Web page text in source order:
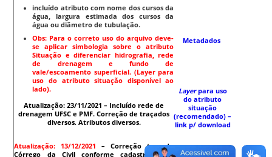
incluído atributo com nome dos cursos da
água, largura estimada dos cursos da
água ou diâmetro de tubulação.
Obs: Para o correto uso do arquivo deve-
se aplicar simbologia sobre o atributo
Situação e diferenciar hidrografia, rede
de drenagem e fundo de
vale/escoamento superficial. (Layer para
uso do atributo situação disponível ao
lado).
Atualização: 23/11/2021 – Incluído rede de
drenagem UFSC e PMF. Correção de traçados
diversos. Atributos diversos.
Atualização: 13/12/2021 –Correção traçado
Córrego da Civil conforme cadastro DPAE
Metadados
Layerpara uso
do atributo
situação
(recomendado) –
link p/ download